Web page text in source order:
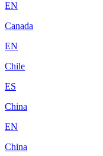
EN
Canada
EN
Chile
ES
China
EN
China